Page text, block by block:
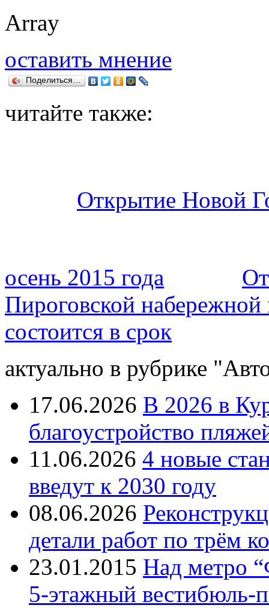
Array
оставить мнение
Поделиться…
читайте также:
Открытие Новой
осень 2015 года
Пироговской
состоится в срок
актуально в рубрике
17.06.2026 В 2026 в
благоустройство
11.06.2026 4 новые
введут к 2030 году
08.06.2026
детали работ по трём
23.01.2015 Над метро
5-этажный вестибюль-